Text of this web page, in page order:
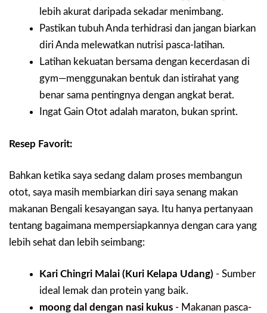
lebih akurat daripada sekadar menimbang.
Pastikan tubuh Anda terhidrasi dan jangan biarkan
diri Anda melewatkan nutrisi pasca-latihan.
Latihan kekuatan bersama dengan kecerdasan di
gym—menggunakan bentuk dan istirahat yang
benar sama pentingnya dengan angkat berat.
Ingat Gain Otot adalah maraton, bukan sprint.
Resep Favorit:
Bahkan ketika saya sedang dalam proses membangun
otot, saya masih membiarkan diri saya senang makan
makanan Bengali kesayangan saya. Itu hanya pertanyaan
tentang bagaimana mempersiapkannya dengan cara yang
lebih sehat dan lebih seimbang:
Kari Chingri Malai (Kuri Kelapa Udang) - Sumber
ideal lemak dan protein yang baik.
moong dal dengan nasi kukus - Makanan pasca-